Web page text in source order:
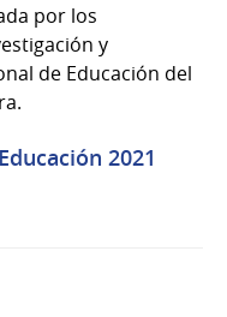
por los
y
de Educación del
2021